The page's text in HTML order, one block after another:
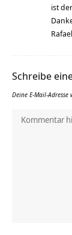
ist
Schreibe
Deine E-Mail-